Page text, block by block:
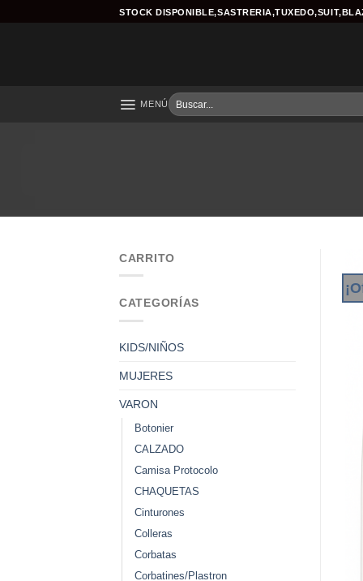
STOCK
MENÚ
Buscar
por:
CARRITO
CATEGORÍAS
KIDS/NIÑOS
MUJERES
VARON
Botonier
CALZADO
Camisa Protocolo
CHAQUETAS
Cinturones
Colleras
Corbatas
Corbatines/Plastron